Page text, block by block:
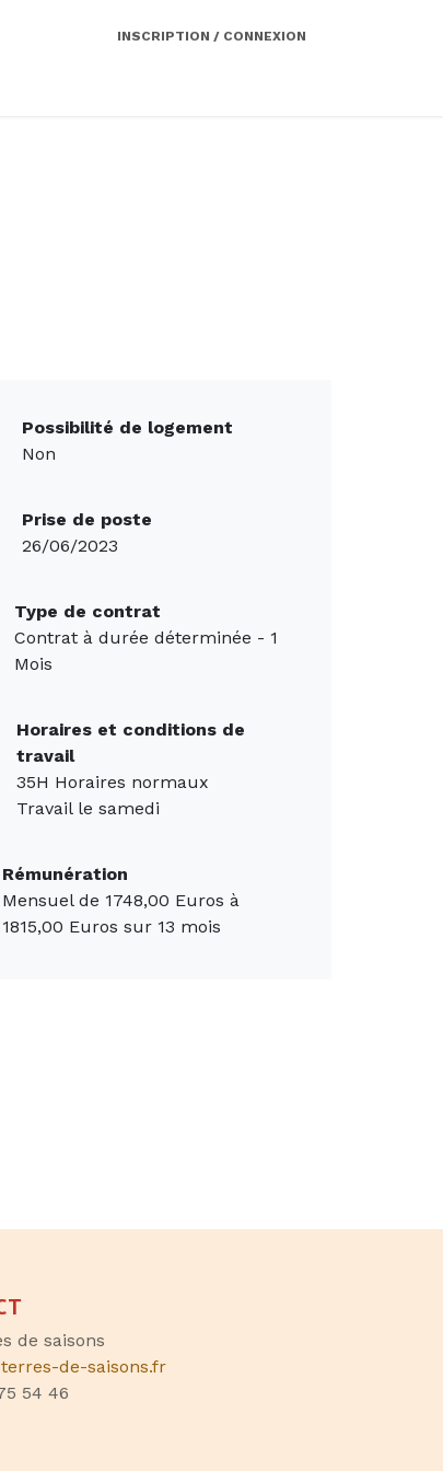
INSCRIPTION / CONNEXION
Possibilité de logement
Non
Prise de poste
26/06/2023
Type de contrat
Contrat à durée déterminée - 1
Mois
Horaires et conditions de
travail
35H Horaires normaux
Travail le samedi
Rémunération
Mensuel de 1748,00 Euros à
1815,00 Euros sur 13 mois
de saisons
de-saisons.fr
54 46